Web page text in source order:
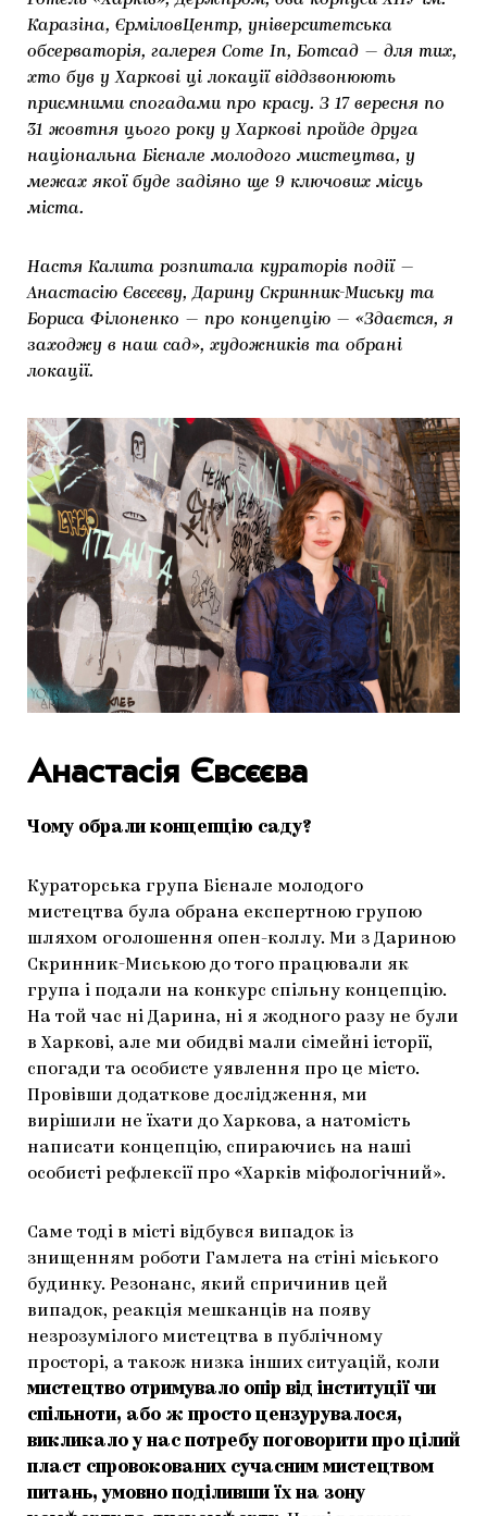
ГАЛЕРЕЇ
АРТЦЕНТРИ
КНИЖКИ І ЖУРНАЛИ
ЯК ПІДТРИМУВАТИ УКРАЇНСЬКЕ МИСТЕЦТВО
МАРІУПОЛЬСЬКІ МАРГІНАЛІЇ
CARPATHIAN CULT ПРО РІЗДВЯНІ СВЯТА
Каразіна, ЄрміловЦентр, університетська
обсерваторія, галерея Come In, Ботсад — для тих,
хто був у Харкові ці локації віддзвонюють
приємними спогадами про красу. З 17 вересня по
31 жовтня цього року у Харкові пройде друга
національна Бієнале молодого мистецтва, у
межах якої буде задіяно ще 9 ключових місць
міста.
Настя Калита розпитала кураторів події —
Анастасію Євсєєву, Дарину Скринник-Миську та
Бориса Філоненко — про концепцію — «Здаєтся, я
заходжу в наш сад», художників та обрані
локації.
Анастасія Євсєєва
Чому обрали концепцію саду?
Кураторська група Бієнале молодого
мистецтва була обрана експертною групою
шляхом оголошення опен-коллу. Ми з Дариною
Скринник-Миською до того працювали як
група і подали на конкурс спільну концепцію.
На той час ні Дарина, ні я жодного разу не були
в Харкові, але ми обидві мали сімейні історії,
спогади та особисте уявлення про це місто.
Провівши додаткове дослідження, ми
вирішили не їхати до Харкова, а натомість
написати концепцію, спираючись на наші
особисті рефлексії про «Харків міфологічний».
Саме тоді в місті відбувся випадок із
знищенням роботи Гамлета на стіні міського
будинку. Резонанс, який спричинив цей
випадок, реакція мешканців на появу
незрозумілого мистецтва в публічному
просторі, а також низка інших ситуацій, коли
мистецтво отримувало опір від інституції чи
спільноти, або ж просто цензурувалося,
викликало у нас потребу поговорити про цілий
пласт спровокованих сучасним мистецтвом
питань, умовно поділивши їх на зону